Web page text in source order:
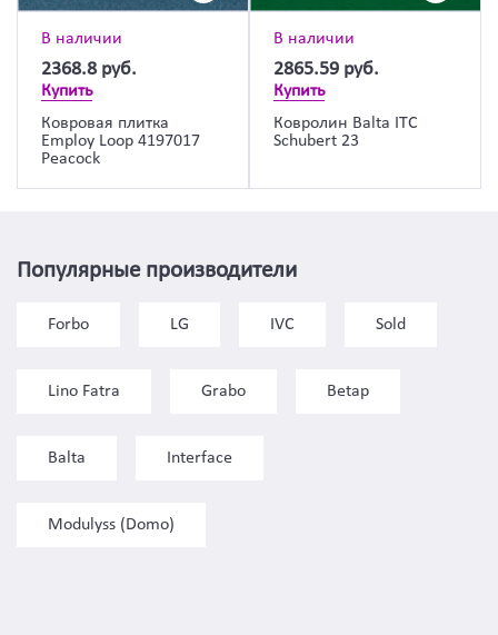
В наличии
2368.8 руб.
Купить
Ковровая плитка
Employ Loop 4197017
Peacock
В наличии
2865.59 руб.
Купить
Ковролин Balta ITC
Schubert 23
Популярные производители
Forbo LG IVC Sold
Lino Fatra Grabo Betap
Balta Interface
Modulyss (Domo)